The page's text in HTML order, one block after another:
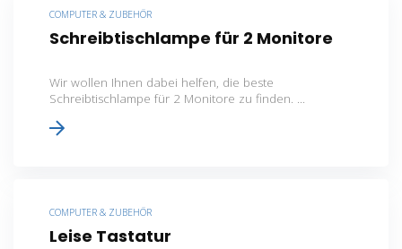
COMPUTER & ZUBEHÖR
Schreibtischlampe für 2 Monitore
Wir wollen Ihnen dabei helfen, die beste
Schreibtischlampe für 2 Monitore zu finden. ...
COMPUTER & ZUBEHÖR
Leise Tastatur